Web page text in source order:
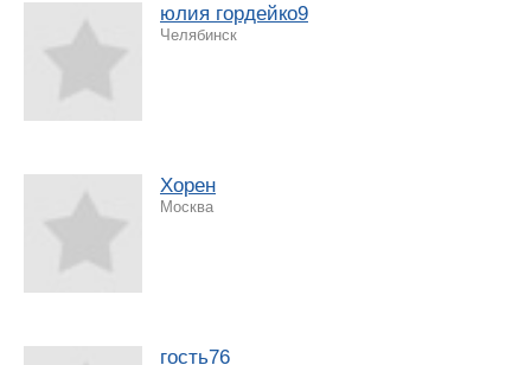
юлия гордейко9
Челябинск
Хорен
Москва
гость76